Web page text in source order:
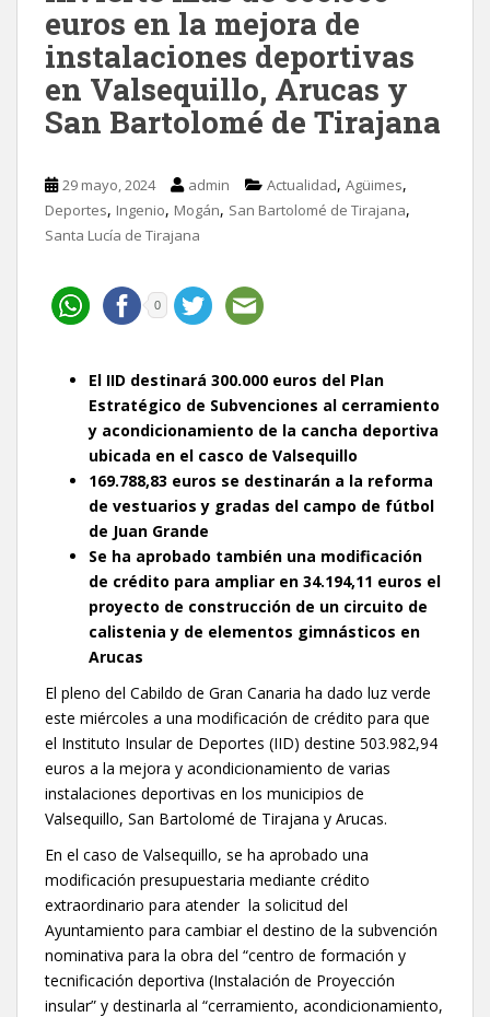
euros en la mejora de
instalaciones deportivas
en Valsequillo, Arucas y
San Bartolomé de Tirajana
29 mayo, 2024 admin Actualidad, Agüimes,
Deportes, Ingenio, Mogán, San Bartolomé de Tirajana,
Santa Lucía de Tirajana
0
El IID destinará 300.000 euros del Plan
Estratégico de Subvenciones al cerramiento
y acondicionamiento de la cancha deportiva
ubicada en el casco de Valsequillo
169.788,83 euros se destinarán a la reforma
de vestuarios y gradas del campo de fútbol
de Juan Grande
Se ha aprobado también una modificación
de crédito para ampliar en 34.194,11 euros el
proyecto de construcción de un circuito de
calistenia y de elementos gimnásticos en
Arucas
El pleno del Cabildo de Gran Canaria ha dado luz verde
este miércoles a una modificación de crédito para que
el Instituto Insular de Deportes (IID) destine 503.982,94
euros a la mejora y acondicionamiento de varias
instalaciones deportivas en los municipios de
Valsequillo, San Bartolomé de Tirajana y Arucas.
En el caso de Valsequillo, se ha aprobado una
modificación presupuestaria mediante crédito
extraordinario para atender la solicitud del
Ayuntamiento para cambiar el destino de la subvención
nominativa para la obra del “centro de formación y
tecnificación deportiva (Instalación de Proyección
insular” y destinarla al “cerramiento, acondicionamiento,